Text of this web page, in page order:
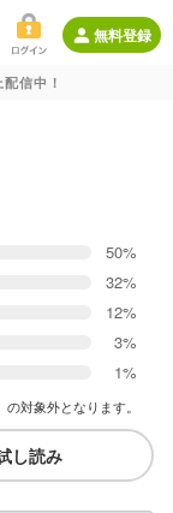
無料登録
配信中！
50%
32%
12%
3%
1%
対象外となります。
し読み